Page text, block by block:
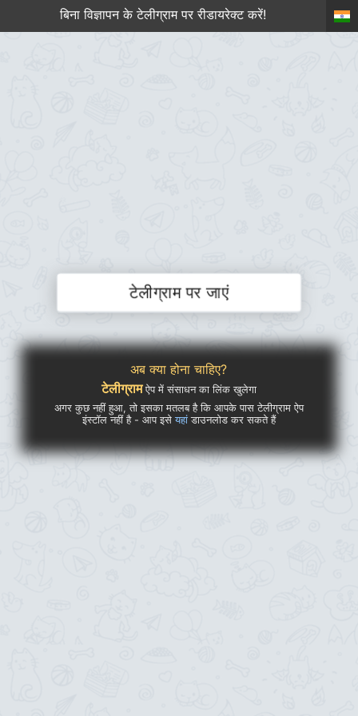
बिना विज्ञापन के टेलीग्राम पर रीडायरेक्ट करें!
टेलीग्राम पर जाएं
अब क्या होना चाहिए?
टेलीग्रामऐप में संसाधन का लिंक खुलेगा
अगर कुछ नहीं हुआ, तो इसका मतलब है कि आपके पास टेलीग्राम ऐप
इंस्टॉल नहीं है - आप इसेयहांडाउनलोड कर सकते हैं